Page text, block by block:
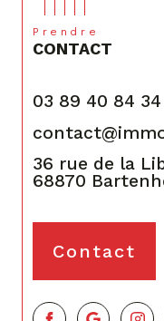
Prendre
CONTACT
36 rue de la
68870